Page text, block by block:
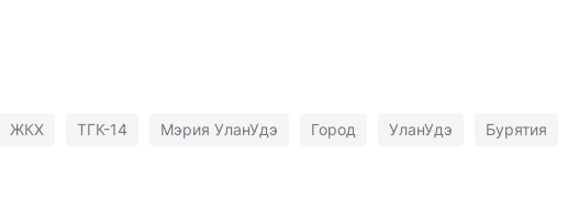
ЖКХ ТГК-14 Мэрия УланУдэ Город УланУдэ Бурятия